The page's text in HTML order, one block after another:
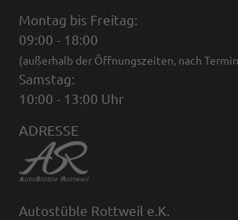
Montag bis Freitag:
09:00 - 18:00
(außerhalb der Öffnungszeiten, nach
Samstag:
10:00 - 13:00 Uhr
ADRESSE
Autostüble Rottweil e.K.